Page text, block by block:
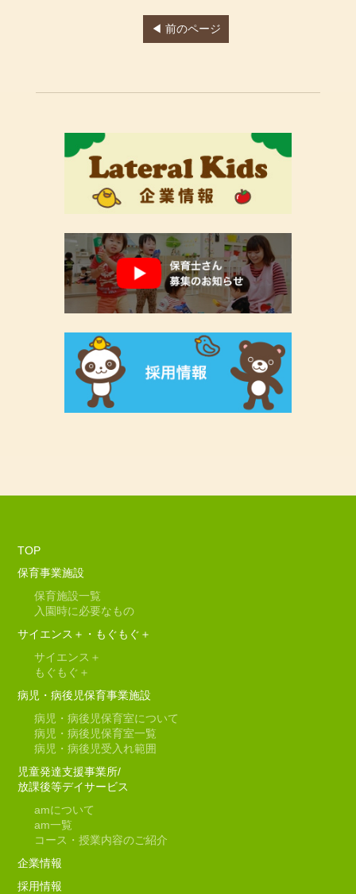
◀ 前のページ
TOP
保育事業施設
保育施設一覧
入園時に必要なもの
サイエンス＋・もぐもぐ＋
サイエンス＋
もぐもぐ＋
病児・病後児保育事業施設
病児・病後児保育室について
病児・病後児保育室一覧
病児・病後児受入れ範囲
児童発達支援事業所/
放課後等デイサービス
amについて
am一覧
コース・授業内容のご紹介
企業情報
採用情報